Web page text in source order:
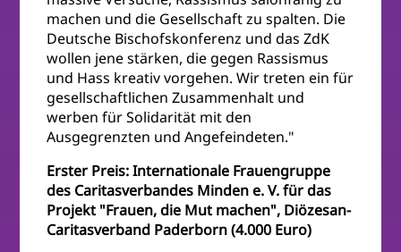
machen und die Gesellschaft zu spalten. Die
Deutsche Bischofskonferenz und das ZdK
wollen jene stärken, die gegen Rassismus
und Hass kreativ vorgehen. Wir treten ein für
gesellschaftlichen Zusammenhalt und
werben für Solidarität mit den
Ausgegrenzten und Angefeindeten."
Erster Preis: Internationale Frauengruppe
des Caritasverbandes Minden e. V. für das
Projekt "Frauen, die Mut machen", Diözesan-
Caritasverband Paderborn (4.000 Euro)